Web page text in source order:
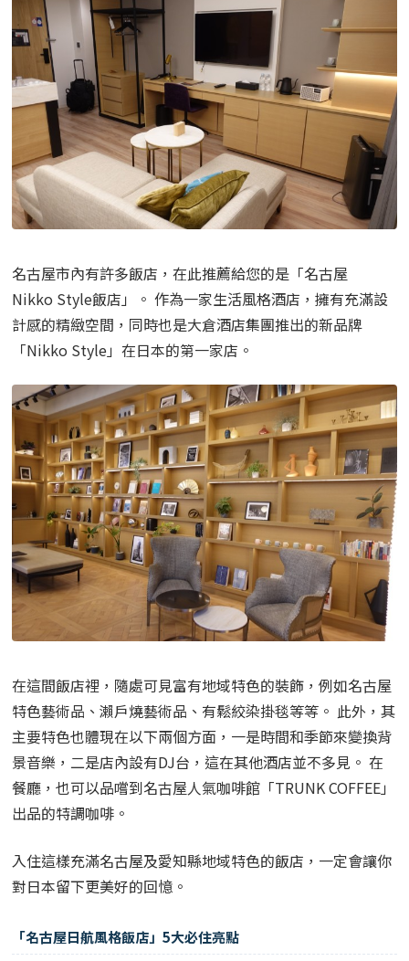
名古屋市內有許多飯店，在此推薦給您的是「名古屋
Nikko Style飯店」。 作為一家生活風格酒店，擁有充滿設
計感的精緻空間，同時也是大倉酒店集團推出的新品牌
「Nikko Style」在日本的第一家店。
在這間飯店裡，隨處可見富有地域特色的裝飾，例如名古屋
特色藝術品、瀨戶燒藝術品、有鬆絞染掛毯等等。 此外，其
主要特色也體現在以下兩個方面，一是時間和季節來變換背
景音樂，二是店內設有DJ台，這在其他酒店並不多見。 在
餐廳，也可以品嚐到名古屋人氣咖啡館「TRUNK COFFEE」
出品的特調咖啡。
入住這樣充滿名古屋及愛知縣地域特色的飯店，一定會讓你
對日本留下更美好的回憶。
「名古屋日航風格飯店」5大必住亮點